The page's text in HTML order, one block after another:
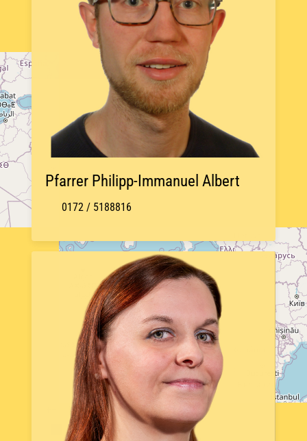
Pfarrer Philipp-Immanuel Albert
0172 / 5188816